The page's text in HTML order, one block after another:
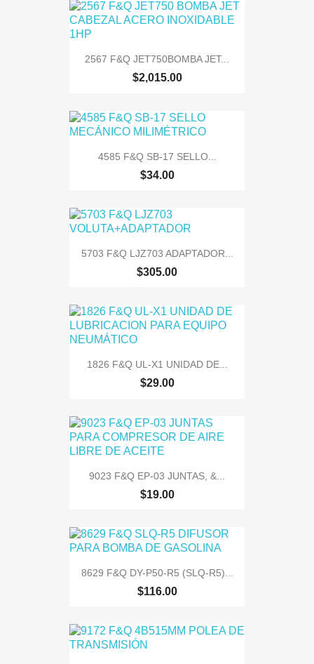
2567 F&Q JET750BOMBA JET...
$2,015.00
4585 F&Q SB-17 SELLO...
$34.00
5703 F&Q LJZ703 ADAPTADOR...
$305.00
1826 F&Q UL-X1 UNIDAD DE...
$29.00
9023 F&Q EP-03 JUNTAS, &...
$19.00
8629 F&Q DY-P50-R5 (SLQ-R5)...
$116.00